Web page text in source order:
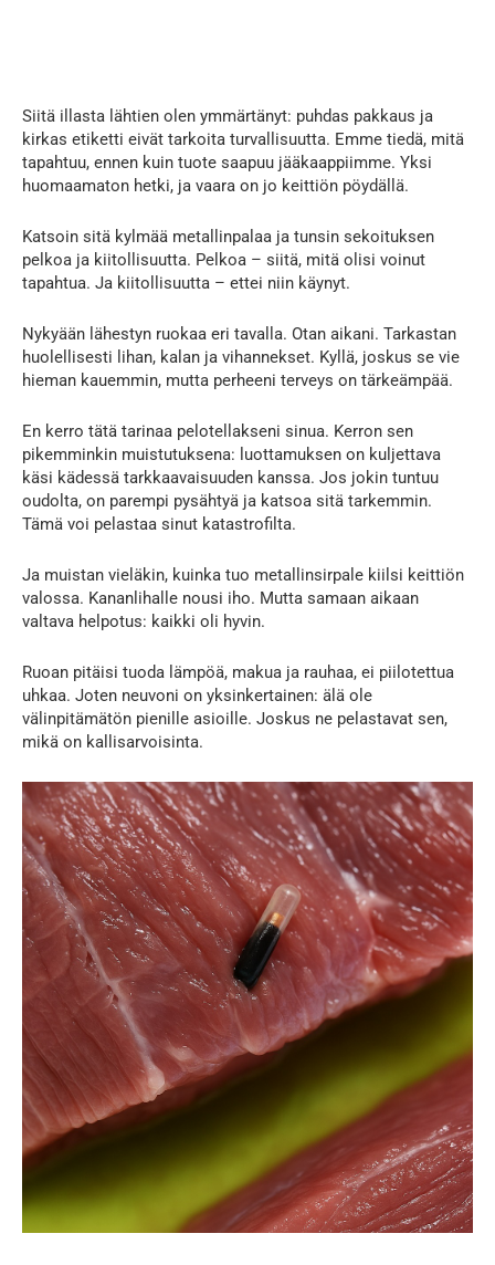
Siitä illasta lähtien olen ymmärtänyt: puhdas pakkaus ja
kirkas etiketti eivät tarkoita turvallisuutta. Emme tiedä, mitä
tapahtuu, ennen kuin tuote saapuu jääkaappiimme. Yksi
huomaamaton hetki, ja vaara on jo keittiön pöydällä.
Katsoin sitä kylmää metallinpalaa ja tunsin sekoituksen
pelkoa ja kiitollisuutta. Pelkoa – siitä, mitä olisi voinut
tapahtua. Ja kiitollisuutta – ettei niin käynyt.
Nykyään lähestyn ruokaa eri tavalla. Otan aikani. Tarkastan
huolellisesti lihan, kalan ja vihannekset. Kyllä, joskus se vie
hieman kauemmin, mutta perheeni terveys on tärkeämpää.
En kerro tätä tarinaa pelotellakseni sinua. Kerron sen
pikemminkin muistutuksena: luottamuksen on kuljettava
käsi kädessä tarkkaavaisuuden kanssa. Jos jokin tuntuu
oudolta, on parempi pysähtyä ja katsoa sitä tarkemmin.
Tämä voi pelastaa sinut katastrofilta.
Ja muistan vieläkin, kuinka tuo metallinsirpale kiilsi keittiön
valossa. Kananlihalle nousi iho. Mutta samaan aikaan
valtava helpotus: kaikki oli hyvin.
Ruoan pitäisi tuoda lämpöä, makua ja rauhaa, ei piilotettua
uhkaa. Joten neuvoni on yksinkertainen: älä ole
välinpitämätön pienille asioille. Joskus ne pelastavat sen,
mikä on kallisarvoisinta.